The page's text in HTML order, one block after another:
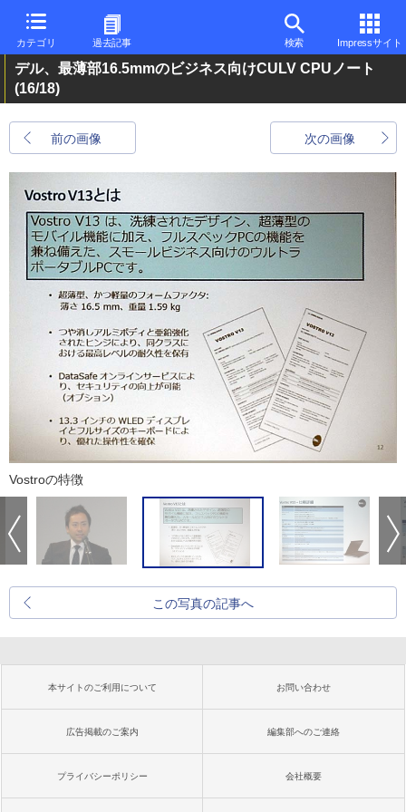
カテゴリ 過去記事 検索 Impressサイト
デル、最薄部16.5mmのビジネス向けCULV CPUノート
(16/18)
前の画像 次の画像
Vostroの特徴
この写真の記事へ
本サイトのご利用について お問い合わせ
広告掲載のご案内 編集部へのご連絡
プライバシーポリシー 会社概要